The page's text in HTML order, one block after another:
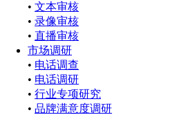
• 文本审核
• 录像审核
• 直播审核
市场调研
• 电话调查
• 电话调研
• 行业专项研究
• 品牌满意度调研